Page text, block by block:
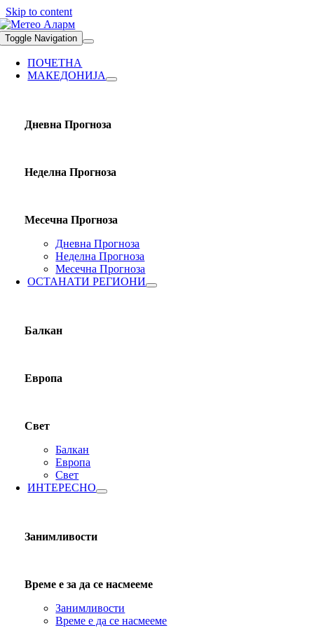
Skip to content
Toggle Navigation
ПОЧЕТНА
МАКЕДОНИЈА
Дневна Прогноза
Неделна Прогноза
Месечна Прогноза
Дневна Прогноза
Неделна Прогноза
Месечна Прогноза
ОСТАНАТИ РЕГИОНИ
Балкан
Европа
Свет
Балкан
Европа
Свет
ИНТЕРЕСНО
Занимливости
Време е за да се насмееме
Занимливости
Време е да се насмееме